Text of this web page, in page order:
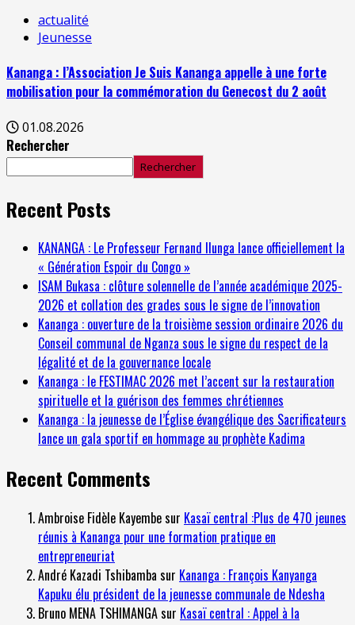
actualité
Jeunesse
Kananga : l’Association Je Suis Kananga appelle à une forte
mobilisation pour la commémoration du Genecost du 2 août
01.08.2026
Rechercher
Rechercher
Recent Posts
KANANGA : Le Professeur Fernand Ilunga lance officiellement la
« Génération Espoir du Congo »
ISAM Bukasa : clôture solennelle de l’année académique 2025-
2026 et collation des grades sous le signe de l’innovation
Kananga : ouverture de la troisième session ordinaire 2026 du
Conseil communal de Nganza sous le signe du respect de la
légalité et de la gouvernance locale
Kananga : le FESTIMAC 2026 met l’accent sur la restauration
spirituelle et la guérison des femmes chrétiennes
Kananga : la jeunesse de l’Église évangélique des Sacrificateurs
lance un gala sportif en hommage au prophète Kadima
Recent Comments
Ambroise Fidèle Kayembesur Kasaï central :Plus de 470 jeunes
réunis à Kananga pour une formation pratique en
entrepreneuriat
André Kazadi Tshibamba sur Kananga : François Kanyanga
Kapuku élu président de la jeunesse communale de Ndesha
Bruno MENA TSHIMANGAsur Kasaï central : Appel à la